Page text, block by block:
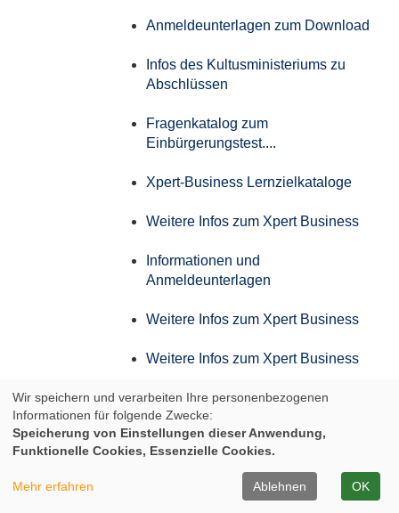
Anmeldeunterlagen zum Download
Infos des Kultusministeriums zu
Abschlüssen
Fragenkatalog zum
Einbürgerungstest....
Xpert-Business Lernzielkataloge
Weitere Infos zum Xpert Business
Informationen und
Anmeldeunterlagen
Weitere Infos zum Xpert Business
Weitere Infos zum Xpert Business
Weitere Infos zum Xpert Business
Weitere Infos zum Xpert Business
Infos zum Aufstiegs-BAföG
Wir speichern und verarbeiten Ihre personenbezogenen
Informationen für folgende Zwecke:
Speicherung von Einstellungen dieser Anwendung,
Funktionelle Cookies, Essenzielle Cookies.
Mehr erfahren Ablehnen OK